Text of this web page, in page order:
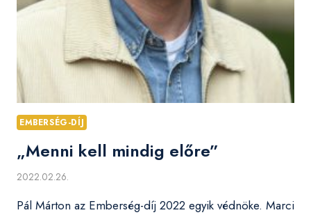
EMBERSÉG-DÍJ
„Menni kell mindig előre”
2022.02.26.
Pál Márton az Emberség-díj 2022 egyik védnöke. Marci